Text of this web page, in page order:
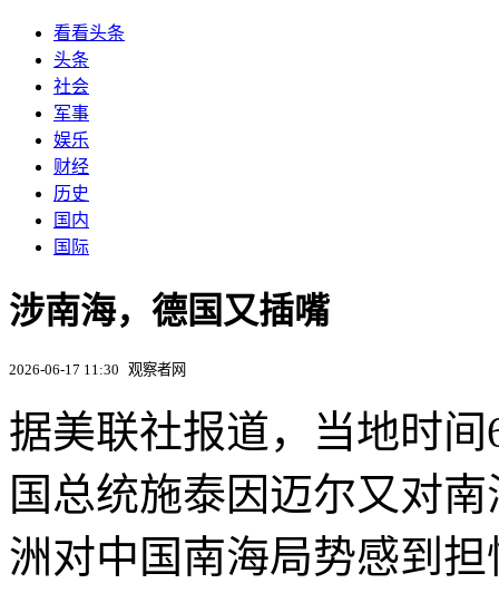
看看头条
头条
社会
军事
娱乐
财经
历史
国内
国际
涉南海，德国又插嘴
2026-06-17 11:30 观察者网
据美联社报道，当地时
国总统施泰因迈尔又对
洲对中国南海局势感到